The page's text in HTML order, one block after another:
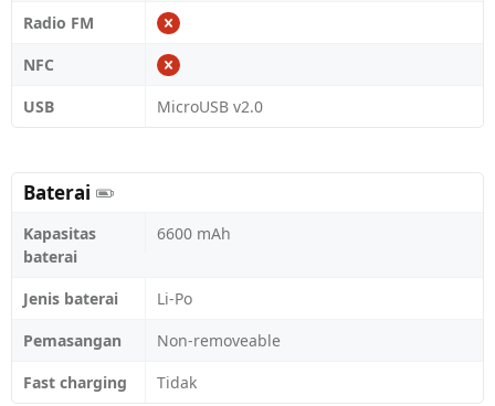
Radio FM
NFC
USB
MicroUSB v2.0
Baterai
Kapasitas
baterai
6600 mAh
Jenis baterai
Li-Po
Pemasangan
Non-removeable
Fast charging
Tidak